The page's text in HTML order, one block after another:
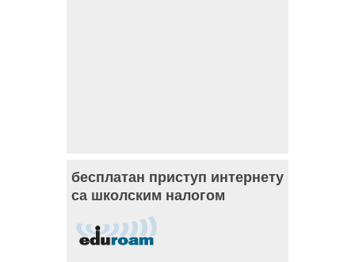
бесплатан приступ интернету
са школским налогом